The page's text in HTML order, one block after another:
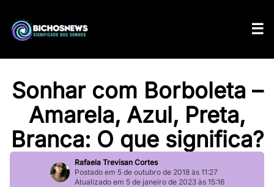
Sonhar com Borboleta –
Amarela, Azul, Preta,
Branca: O que significa?
Rafaela Trevisan Cortes
Postado em 5 de outubro de 2018 às 11:27
Atualizado em 5 de janeiro de 2023 às 15:16